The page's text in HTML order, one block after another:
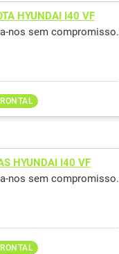
HYUNDAI I40 VF
nos sem compromisso.
HYUNDAI I40 VF
nos sem compromisso.